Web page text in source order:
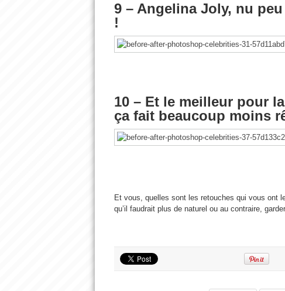
9 – Angelina Joly, nu
!
10 – Et le meilleur pour
ça fait beaucoup moins
Et vous, quelles sont les retouches qui vous ont
qu’il faudrait plus de naturel ou au contraire,